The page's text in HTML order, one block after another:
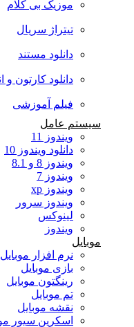
موزیک بی کلام
تیتراژ سریال
دانلود مستند
دانلود کارتون و
فیلم آموزشی
سیستم عامل
ویندوز 11
دانلود ویندوز 10
ویندوز 8 و 8.1
ویندوز 7
ویندوز xp
ویندوز سرور
لینوکس
ویندوز
موبایل
نرم افزار موبایل
بازی موبایل
رینگتون موبایل
تم موبایل
نقشه موبایل
اسکرین سیور